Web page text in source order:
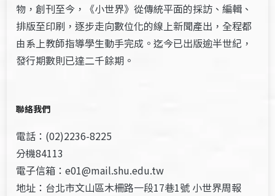
物，創刊至今，《小世界》從傳統平面的採訪、編輯、
排版至印刷，逐步走向數位化的線上新聞產出，全程都
由系上教師指導學生動手完成。迄今已出版逾半世紀，
發行期數則已達二千餘期。
聯絡我們
電話：(02)2236-8225
分機84113
電子信箱：e01@mail.shu.edu.tw
地址：台北市文山區木柵路一段17巷1號 小世界周報